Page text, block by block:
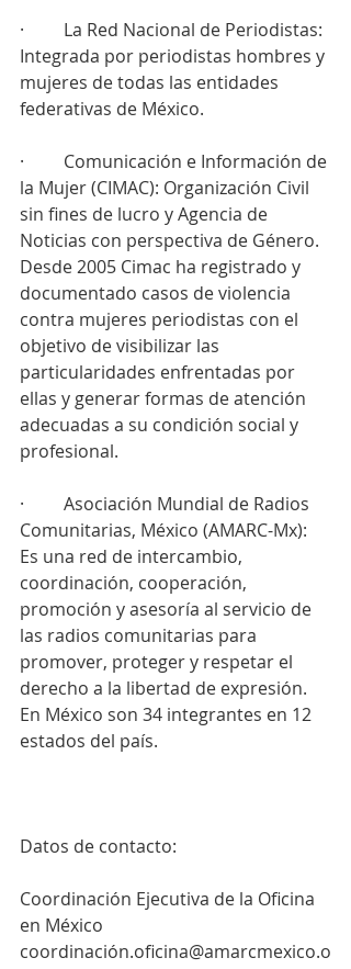
·         La Red Nacional de Periodistas:
Integrada por periodistas hombres y
mujeres de todas las entidades
federativas de México.
·         Comunicación e Información de
la Mujer (CIMAC): Organización Civil
sin fines de lucro y Agencia de
Noticias con perspectiva de Género.
Desde 2005 Cimac ha registrado y
documentado casos de violencia
contra mujeres periodistas con el
objetivo de visibilizar las
particularidades enfrentadas por
ellas y generar formas de atención
adecuadas a su condición social y
profesional.
·         Asociación Mundial de Radios
Comunitarias, México (AMARC-Mx):
Es una red de intercambio,
coordinación, cooperación,
promoción y asesoría al servicio de
las radios comunitarias para
promover, proteger y respetar el
derecho a la libertad de expresión.
En México son 34 integrantes en 12
estados del país.
Datos de contacto:
Coordinación Ejecutiva de la Oficina
en México
coordinación.oficina@amarcmexico.o